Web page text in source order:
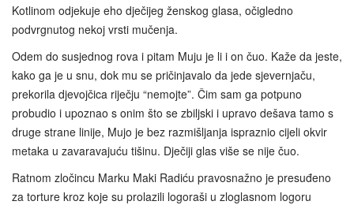
Kotlinom odjekuje eho dječijeg ženskog glasa, očigledno
podvrgnutog nekoj vrsti mučenja.
Odem do susjednog rova i pitam Muju je li i on čuo. Kaže da jeste,
kako ga je u snu, dok mu se pričinjavalo da jede sjevernjaču,
prekorila djevojčica riječju “nemojte”. Čim sam ga potpuno
probudio i upoznao s onim što se zbiljski i upravo dešava tamo s
druge strane linije, Mujo je bez razmišljanja ispraznio cijeli okvir
metaka u zavaravajuću tišinu. Dječiji glas više se nije čuo.
Ratnom zločincu Marku Maki Radiću pravosnažno je presuđeno
za torture kroz koje su prolazili logoraši u zloglasnom logoru